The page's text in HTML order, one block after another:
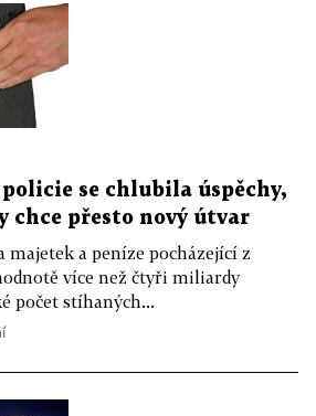
se chlubila úspěchy,
chce přesto nový útvar
majetek a peníze pocházející z
více než čtyři miliardy
počet stíhaných...